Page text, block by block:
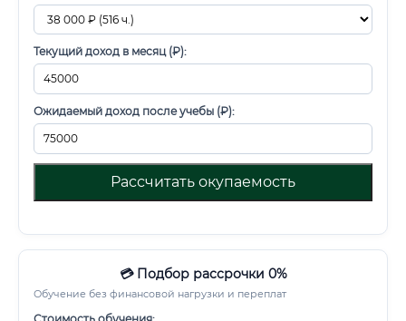
Текущий доход в месяц (₽):
Ожидаемый доход после учебы (₽):
Рассчитать окупаемость
💳 Подбор рассрочки 0%
Обучение без финансовой нагрузки и переплат